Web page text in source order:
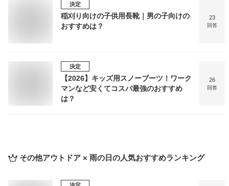
決定
稲刈り向けの子供用長靴｜男の子向けの
おすすめは？
23
回答
決定
【2026】キッズ用スノーブーツ！ワーク
マンなど安くてコスパ最強のおすすめ
は？
26
回答
その他アウトドア × 雨の日の人気おすすめランキング